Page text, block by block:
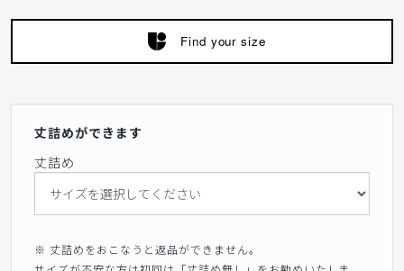
Find your size
丈詰めができます
丈詰め
※ 丈詰めをおこなうと返品ができません。